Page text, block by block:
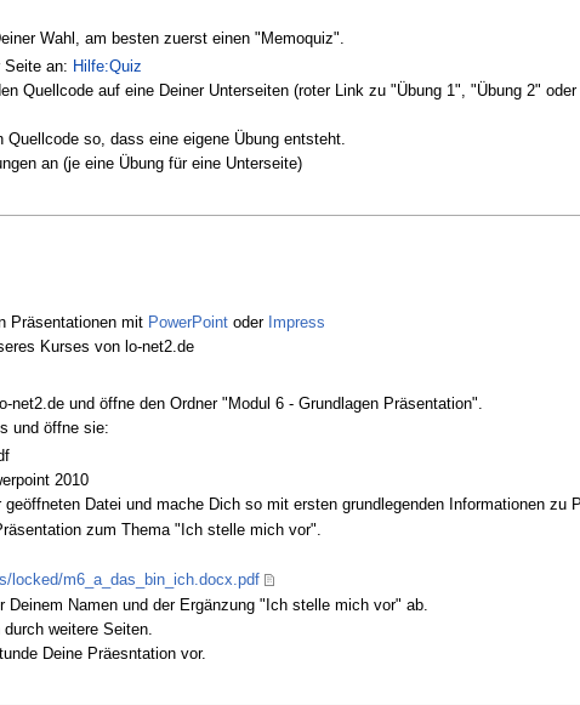
Wahl, am besten zuerst einen "Memoquiz".
Seite an: Hilfe:Quiz
Quellcode auf eine Deiner Unterseiten (roter Link zu "Übung 1", "Übung 2"
so, dass eine eigene Übung entsteht.
an (je eine Übung für eine Unterseite)
Präsentationen mit PowerPoint oder Impress
Kurses von lo-net2.de
und öffne den Ordner "Modul 6 - Grundlagen Präsentation".
und öffne sie:
2010
Datei und mache Dich so mit ersten grundlegenden Informationen zu
zum Thema "Ich stelle mich vor".
locked/m6_a_das_bin_ich.docx.pdf
Deinem Namen und der Ergänzung "Ich stelle mich vor" ab.
weitere Seiten.
Deine Präesntation vor.